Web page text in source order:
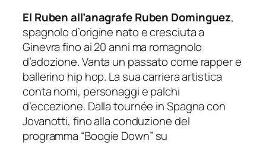
El Ruben all’anagrafe Ruben Dominguez,
spagnolo d’origine nato e cresciuta a
Ginevra fino ai 20 anni ma romagnolo
d’adozione. Vanta un passato come rapper e
ballerino hip hop. La sua carriera artistica
conta nomi, personaggi e palchi
d’eccezione. Dalla tournée in Spagna con
Jovanotti, fino alla conduzione del
programma “Boogie Down” su